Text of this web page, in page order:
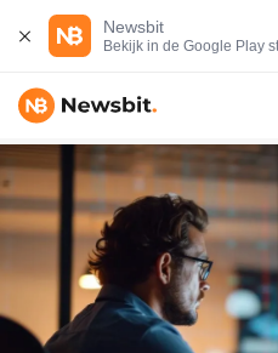
Newsbit
Bekijk in de Google Play